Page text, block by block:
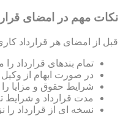
نکات مهم در امضای
قبل از امضای هر قرارداد
تمام بندهای قرارداد را
در صورت ابهام از
شرایط حقوق و مزایا
مدت قرارداد و شرایط
نسخه ای از قرارداد را